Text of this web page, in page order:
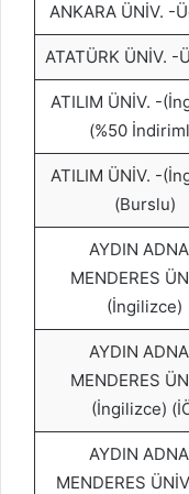
ANKARA ÜNİV. -
ATATÜRK ÜNİV. -
ATILIM ÜNİV. -
(%50
ATILIM ÜNİV. -
(Burslu)
AYDIN
MENDERES
(İngilizce)
AYDIN
MENDERES
(İngilizce)
AYDIN
MENDERES